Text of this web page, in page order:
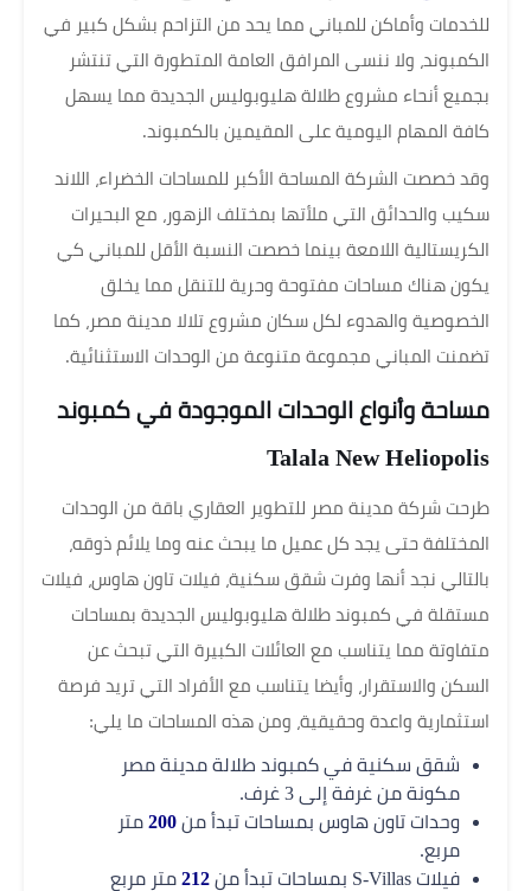
للخدمات وأماكن للمباني مما يحد من التزاحم بشكل كبير في
الكمبوند، ولا ننسى المرافق العامة المتطورة التي تنتشر
بجميع أنحاء مشروع طلالة هليوبوليس الجديدة مما يسهل
كافة المهام اليومية على المقيمين بالكمبوند.
وقد خصصت الشركة المساحة الأكبر للمساحات الخضراء، اللاند
سكيب والحدائق التي ملأتها بمختلف الزهور، مع البحيرات
الكريستالية اللامعة بينما خصصت النسبة الأقل للمباني كي
يكون هناك مساحات مفتوحة وحرية للتنقل مما يخلق
الخصوصية والهدوء لكل سكان مشروع تلالا مدينة مصر، كما
تضمنت المباني مجموعة متنوعة من الوحدات الاستثنائية.
مساحة وأنواع الوحدات الموجودة في كمبوند
Talala New Heliopolis
طرحت شركة مدينة مصر للتطوير العقاري باقة من الوحدات
المختلفة حتى يجد كل عميل ما يبحث عنه وما يلائم ذوقه،
بالتالي نجد أنها وفرت شقق سكنية، فيلات تاون هاوس، فيلات
مستقلة في كمبوند طلالة هليوبوليس الجديدة بمساحات
متفاوتة مما يتناسب مع العائلات الكبيرة التي تبحث عن
السكن والاستقرار، وأيضا يتناسب مع الأفراد التي تريد فرصة
استثمارية واعدة وحقيقية، ومن هذه المساحات ما يلي:
شقق سكنية في كمبوند طلالة مدينة مصر
مكونة من غرفة إلى 3 غرف.
وحدات تاون هاوس بمساحات تبدأ من 200 متر
مربع.
فيلات S-Villas بمساحات تبدأ من
212 متر مربع